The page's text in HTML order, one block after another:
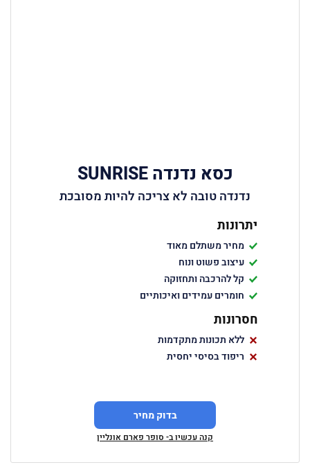
כסא נדנדה SUNRISE
נדנדה טובה לא צריכה להיות מסובכת
יתרונות
מחיר משתלם מאוד
עיצוב פשוט ונוח
קל להרכבה ותחזוקה
חומרים עמידים ואיכותיים
חסרונות
ללא תכונות מתקדמות
ריפוד בסיסי יחסית
בדוק מחיר
קנה עכשיו ב- סופר פארם אונליין